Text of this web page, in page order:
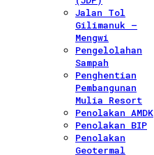
Jalan Tol
Gilimanuk –
Mengwi
Pengelolahan
Sampah
Penghentian
Pembangunan
Mulia Resort
Penolakan AMDK
Penolakan BIP
Penolakan
Geotermal